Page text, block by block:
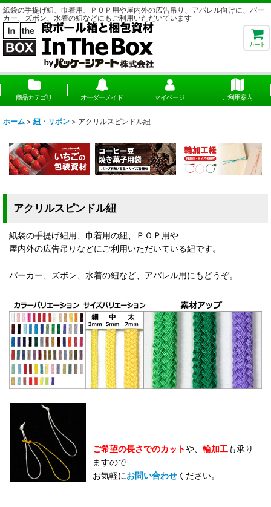
紙袋の手提げ紐、巾着用、ＰＯＰ用や屋内外の広告吊り、アパレル向けに、パー
カー、ズボン、水着の紐などにもご利用いただいています
カート
商品カテゴリ オーダーメイド マイページ ご利用案内
ホーム > 紐・リボン > アクリルスピンドル紐
アクリルスピンドル紐
紙袋の手提げ紐用、巾着用の紐、ＰＯＰ用や
屋内外の広告吊りなどにご利用いただいている紐です。
パーカー、ズボン、水着の紐など、アパレル用にもどうぞ。
ご希望の長さでのカットや、 輪加工も承り
ますので
お気軽にお問い合わせください。